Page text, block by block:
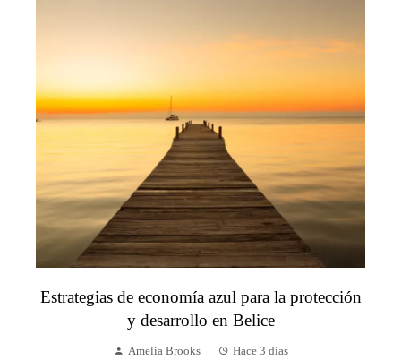
Estrategias de economía azul para la protección
y desarrollo en Belice
Amelia Brooks Hace 3 días